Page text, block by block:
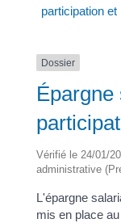
participation
Dossier
Épargne
Vérifié le 24/01/
administrative
L'épargne
mis en place